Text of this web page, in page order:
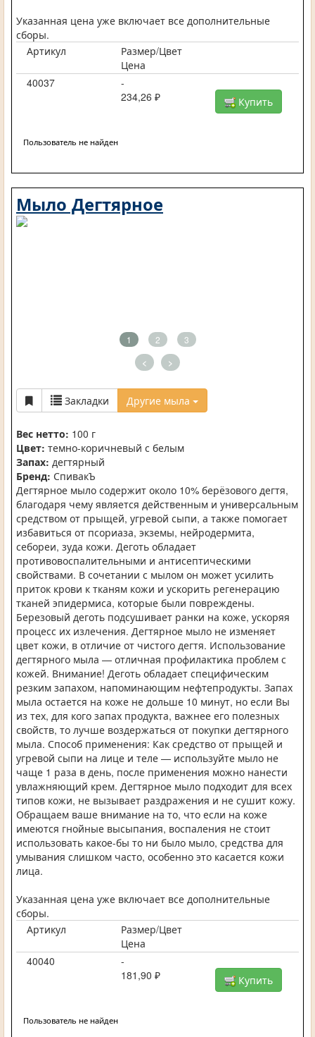
Указанная цена уже включает все дополнительные
сборы.
Артикул
Размер/Цвет
Цена
40037
-
234,26 ₽
Купить
Пользователь не найден
Мыло Дегтярное
1 2 3
< >
Закладки Другие мыла
Вес нетто: 100 г
Цвет: темно-коричневый с белым
Запах: дегтярный
Бренд: СпивакЪ
Дегтярное мыло содержит около 10% берёзового дегтя,
благодаря чему является действенным и универсальным
средством от прыщей, угревой сыпи, а также помогает
избавиться от псориаза, экземы, нейродермита,
себореи, зуда кожи. Деготь обладает
противовоспалительными и антисептическими
свойствами. В сочетании с мылом он может усилить
приток крови к тканям кожи и ускорить регенерацию
тканей эпидермиса, которые были повреждены.
Березовый деготь подсушивает ранки на коже, ускоряя
процесс их излечения. Дегтярное мыло не изменяет
цвет кожи, в отличие от чистого дегтя. Использование
дегтярного мыла — отличная профилактика проблем с
кожей. Внимание! Деготь обладает специфическим
резким запахом, напоминающим нефтепродукты. Запах
мыла остается на коже не дольше 10 минут, но если Вы
из тех, для кого запах продукта, важнее его полезных
свойств, то лучше воздержаться от покупки дегтярного
мыла. Способ применения: Как средство от прыщей и
угревой сыпи на лице и теле — используйте мыло не
чаще 1 раза в день, после применения можно нанести
увлажняющий крем. Дегтярное мыло подходит для всех
типов кожи, не вызывает раздражения и не сушит кожу.
Обращаем ваше внимание на то, что если на коже
имеются гнойные высыпания, воспаления не стоит
использовать какое-бы то ни было мыло, средства для
умывания слишком часто, особенно это касается кожи
лица.
Указанная цена уже включает все дополнительные
сборы.
Артикул
Размер/Цвет
Цена
40040
-
181,90 ₽
Купить
Пользователь не найден